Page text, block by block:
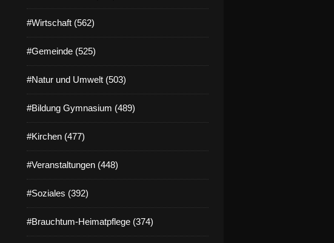
#Wirtschaft (562)
#Gemeinde (525)
#Natur und Umwelt (503)
#Bildung Gymnasium (489)
#Kirchen (477)
#Veranstaltungen (448)
#Soziales (392)
#Brauchtum-Heimatpflege (374)